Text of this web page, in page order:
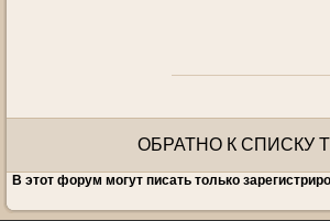
ОБРАТНО К СПИСКУ
В этот форум могут писать только